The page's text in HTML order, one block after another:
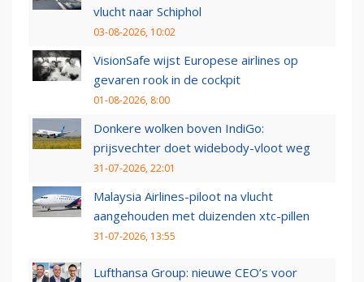
vlucht naar Schiphol
03-08-2026, 10:02
VisionSafe wijst Europese airlines op
gevaren rook in de cockpit
01-08-2026, 8:00
Donkere wolken boven IndiGo:
prijsvechter doet widebody-vloot weg
31-07-2026, 22:01
Malaysia Airlines-piloot na vlucht
aangehouden met duizenden xtc-pillen
31-07-2026, 13:55
Lufthansa Group: nieuwe CEO’s voor